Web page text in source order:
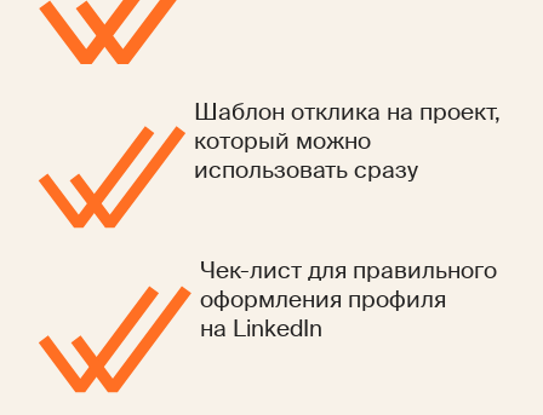
Шаблон отклика на проект,
который можно
использовать сразу
Чек-лист для правильного
оформления профиля
на LinkedIn